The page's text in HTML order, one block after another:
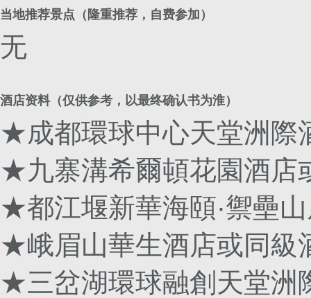
当地推荐景点（隆重推荐，自费参加）
无
酒店资料（仅供参考，以最终确认书为淮）
★成都環球中心天堂洲際
★九寨溝希爾頓花園酒店
★都江堰新華海頤·禦壘
★峨眉山華生酒店或同級
★三岔湖環球融創天堂洲